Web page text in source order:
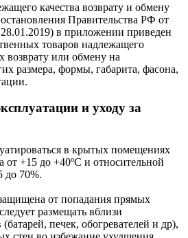
качества возврату и обмену
Правительства РФ от
в приложении приведен
товаров надлежащего
возврату или обмену на
размера, формы, габарита, фасона,
и уходу за
в крытых помещениях
от +15 до +40ºС и относительной
до 70%.
от попадания прямых
размещать вблизи
печек, обогревателей и др),